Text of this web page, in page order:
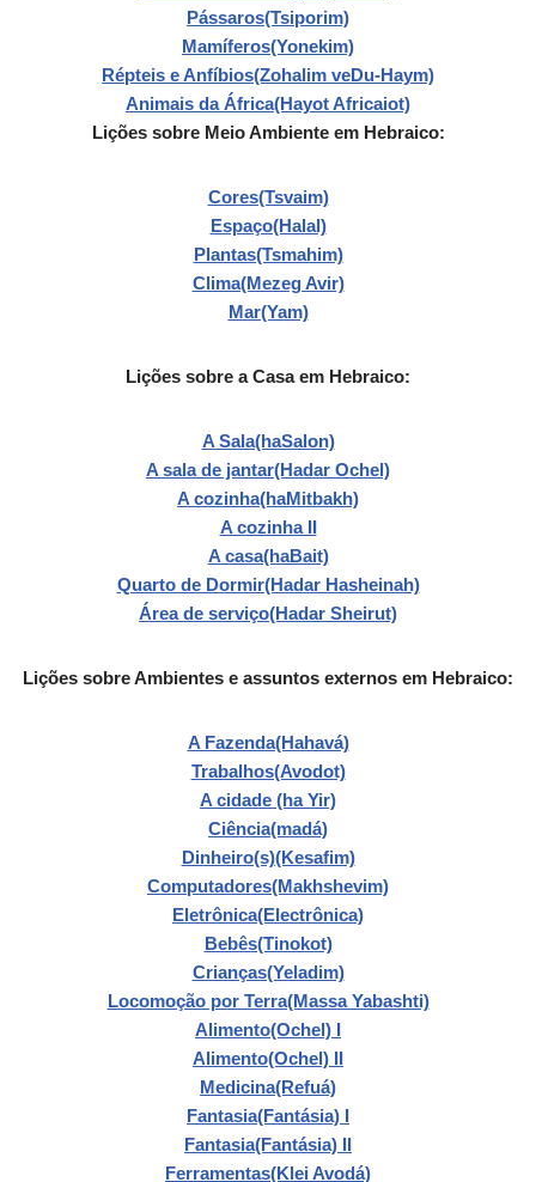
Pássaros(Tsiporim)
Mamíferos(Yonekim)
Répteis e Anfíbios(Zohalim veDu-Haym)
Animais da África(Hayot Africaiot)
Lições sobre Meio Ambiente em Hebraico:
Cores(Tsvaim)
Espaço(Halal)
Plantas(Tsmahim)
Clima(Mezeg Avir)
Mar(Yam)
Lições sobre a Casa em Hebraico:
A Sala(haSalon)
A sala de jantar(Hadar Ochel)
A cozinha(haMitbakh)
A cozinha II
A casa(haBait)
Quarto de Dormir(Hadar Hasheinah)
Área de serviço(Hadar Sheirut)
Lições sobre Ambientes e assuntos externos em Hebraico:
A Fazenda(Hahavá)
Trabalhos(Avodot)
A cidade (ha Yir)
Ciência(madá)
Dinheiro(s)(Kesafim)
Computadores(Makhshevim)
Eletrônica(Electrônica)
Bebês(Tinokot)
Crianças(Yeladim)
Locomoção por Terra(Massa Yabashti)
Alimento(Ochel) I
Alimento(Ochel) II
Medicina(Refuá)
Fantasia(Fantásia) I
Fantasia(Fantásia) II
Ferramentas(Klei Avodá)